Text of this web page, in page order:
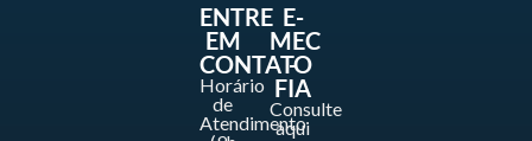
ENTRE
EM
CONTATO
Horário
de
Atendimento
E-
MEC
-
FIA
Consulte
aqui